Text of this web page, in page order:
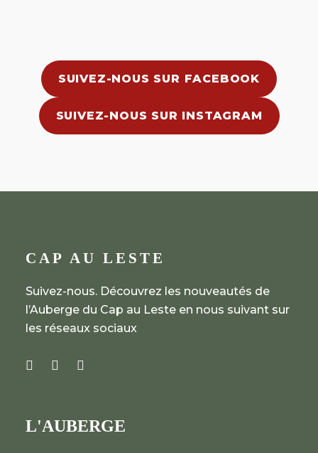
SUIVEZ-NOUS SUR FACEBOOK
SUIVEZ-NOUS SUR INSTAGRAM
CAP AU LESTE
Suivez-nous. Découvrez les nouveautés de
l’Auberge du Cap au Leste en nous suivant sur
les réseaux sociaux
L'AUBERGE